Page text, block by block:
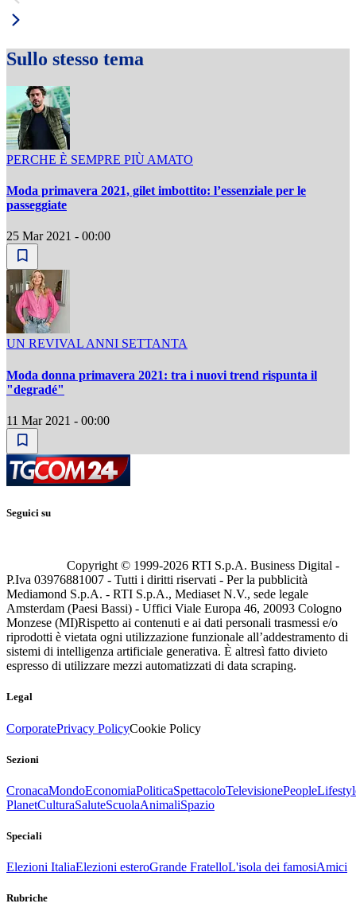
Sullo stesso tema
PERCHE È SEMPRE PIÙ AMATO
Moda primavera 2021, gilet imbottito: l’essenziale per le
passeggiate
25 Mar 2021 - 00:00
UN REVIVAL ANNI SETTANTA
Moda donna primavera 2021: tra i nuovi trend rispunta il
"degradé"
11 Mar 2021 - 00:00
Seguici su
Copyright © 1999-2026 RTI S.p.A. Business Digital -
P.Iva 03976881007 - Tutti i diritti riservati - Per la pubblicità
Mediamond S.p.A. - RTI S.p.A., Mediaset N.V., sede legale
Amsterdam (Paesi Bassi) - Uffici Viale Europa 46, 20093 Cologno
Monzese (MI)Rispetto ai contenuti e ai dati personali trasmessi e/o
riprodotti è vietata ogni utilizzazione funzionale all’addestramento di
sistemi di intelligenza artificiale generativa. È altresì fatto divieto
espresso di utilizzare mezzi automatizzati di data scraping.
Legal
CorporatePrivacy PolicyCookie Policy
Sezioni
CronacaMondoEconomiaPoliticaSpettacoloTelevisionePeople
PlanetCulturaSaluteScuolaAnimaliSpazio
Speciali
Elezioni ItaliaElezioni esteroGrande FratelloL'isola dei famosiAmici
Rubriche